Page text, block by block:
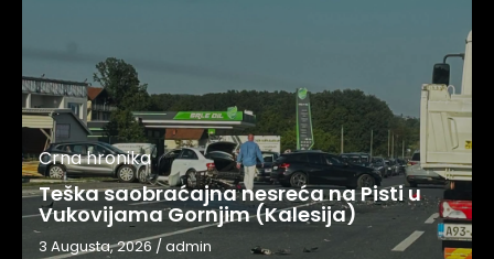
Crna hronika
Teška saobraćajna nesreća na Pisti u
Vukovijama Gornjim (Kalesija)
3 Augusta, 2026 / admin